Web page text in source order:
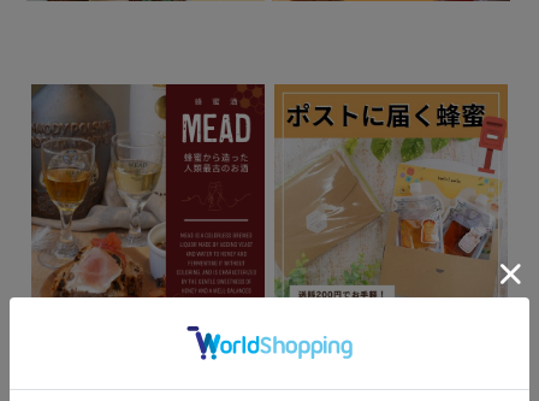
蜂蜜から造ったお酒、蜂蜜
メール便で簡単受取。ポス